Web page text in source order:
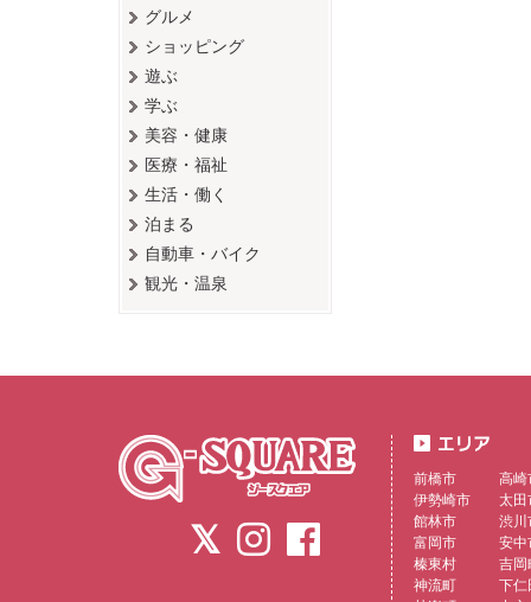
グルメ
ショッピング
遊ぶ
学ぶ
美容・健康
医療・福祉
生活・働く
泊まる
自動車・バイク
観光・温泉
前橋市
高崎
伊勢崎市
太田
館林市
渋川
富岡市
安中
榛東村
吉岡
神流町
下仁